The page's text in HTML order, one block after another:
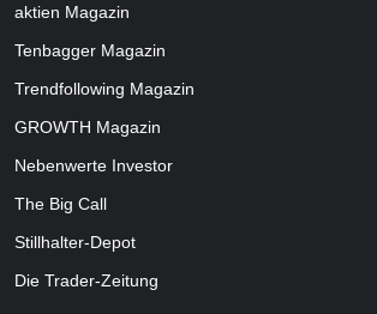
aktien Magazin
Tenbagger Magazin
Trendfollowing Magazin
GROWTH Magazin
Nebenwerte Investor
The Big Call
Stillhalter-Depot
Die Trader-Zeitung